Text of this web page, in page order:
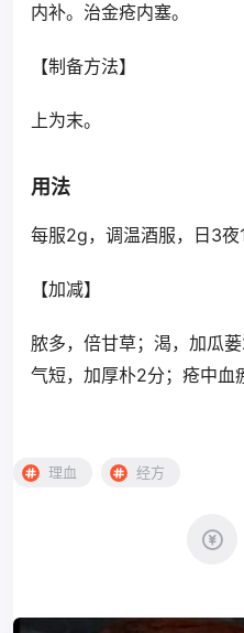
内补。治金疮内塞。
【制备方法】
上为末。
用法
每服2g，调温酒服，日3夜1
【加减】
脓多，倍甘草；渴，加瓜
气短，加厚朴2分；疮中血
理血 经方